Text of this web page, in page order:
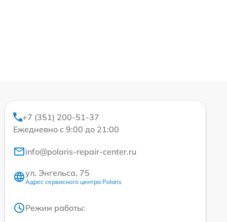
+7 (351) 200-51-37
Ежедневно с 9:00 до 21:00
info@polaris-repair-center.ru
ул. Энгельса, 75
Адрес сервисного центра Polaris
Режим работы: